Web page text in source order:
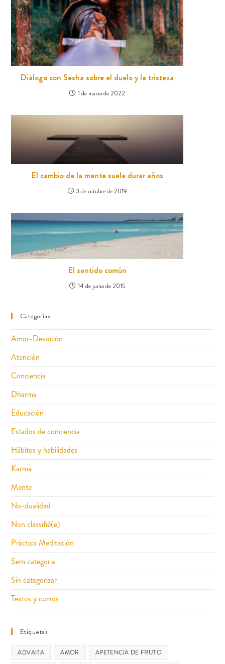
Diálogo con Sesha sobre el duelo y la tristeza
1 de marzo de 2022
El cambio de la mente suele durar años
3 de octubre de 2019
El sentido común
14 de junio de 2015
Categorías
Amor-Devoción
Atención
Conciencia
Dharma
Educación
Estados de conciencia
Hábitos y habilidades
Karma
Mente
No-dualidad
Non classifié(e)
Práctica Meditación
Sem categoria
Sin categorizar
Textos y cursos
Etiquetas
ADVAITA AMOR
APETENCIA DE FRUTO